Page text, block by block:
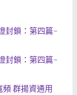
封鎖：第四篇-
封鎖：第四篇-
群揚資通用